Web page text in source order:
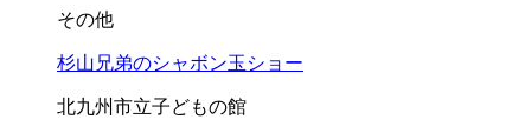
その他
杉山兄弟のシャボン玉ショー
北九州市立子どもの館